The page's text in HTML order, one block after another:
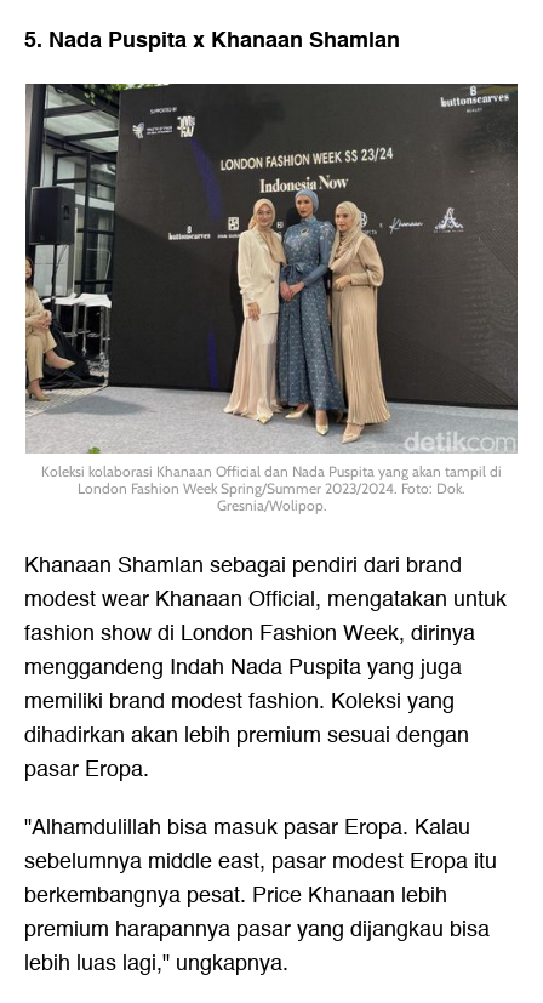
5. Nada Puspita x Khanaan Shamlan
Koleksi kolaborasi Khanaan Official dan Nada Puspita yang akan tampil di
London Fashion Week Spring/Summer 2023/2024. Foto: Dok.
Gresnia/Wolipop.
Khanaan Shamlan sebagai pendiri dari brand
modest wear Khanaan Official, mengatakan untuk
fashion show di London Fashion Week, dirinya
menggandeng Indah Nada Puspita yang juga
memiliki brand modest fashion. Koleksi yang
dihadirkan akan lebih premium sesuai dengan
pasar Eropa.
"Alhamdulillah bisa masuk pasar Eropa. Kalau
sebelumnya middle east, pasar modest Eropa itu
berkembangnya pesat. Price Khanaan lebih
premium harapannya pasar yang dijangkau bisa
lebih luas lagi," ungkapnya.